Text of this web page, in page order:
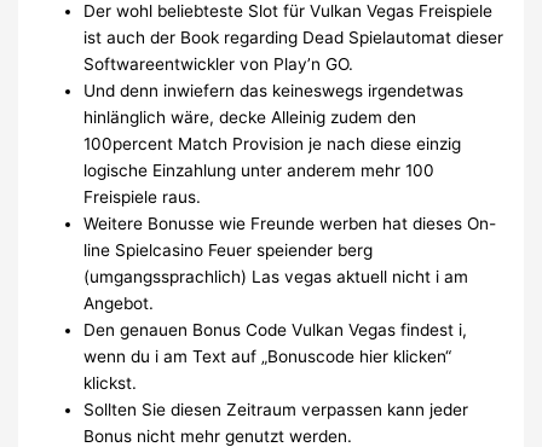
Der wohl beliebteste Slot für Vulkan Vegas Freispiele
ist auch der Book regarding Dead Spielautomat dieser
Softwareentwickler von Play’n GO.
Und denn inwiefern das keineswegs irgendetwas
hinlänglich wäre, decke Alleinig zudem den
100percent Match Provision je nach diese einzig
logische Einzahlung unter anderem mehr 100
Freispiele raus.
Weitere Bonusse wie Freunde werben hat dieses On-
line Spielcasino Feuer speiender berg
(umgangssprachlich) Las vegas aktuell nicht i am
Angebot.
Den genauen Bonus Code Vulkan Vegas findest i,
wenn du i am Text auf „Bonuscode hier klicken“
klickst.
Sollten Sie diesen Zeitraum verpassen kann jeder
Bonus nicht mehr genutzt werden.